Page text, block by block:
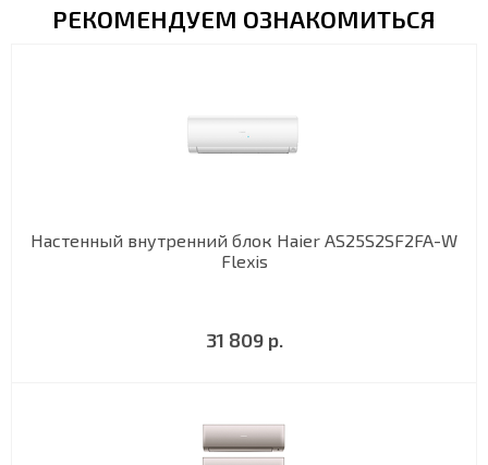
РЕКОМЕНДУЕМ ОЗНАКОМИТЬСЯ
Настенный внутренний блок Haier AS25S2SF2FA-W
Flexis
31 809 р.